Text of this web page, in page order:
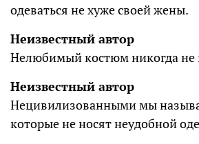
одеваться не хуже своей жены.
Неизвестный автор
Нелюбимый костюм никогда не
Неизвестный автор
Нецивилизованными мы
которые не носят неудобной